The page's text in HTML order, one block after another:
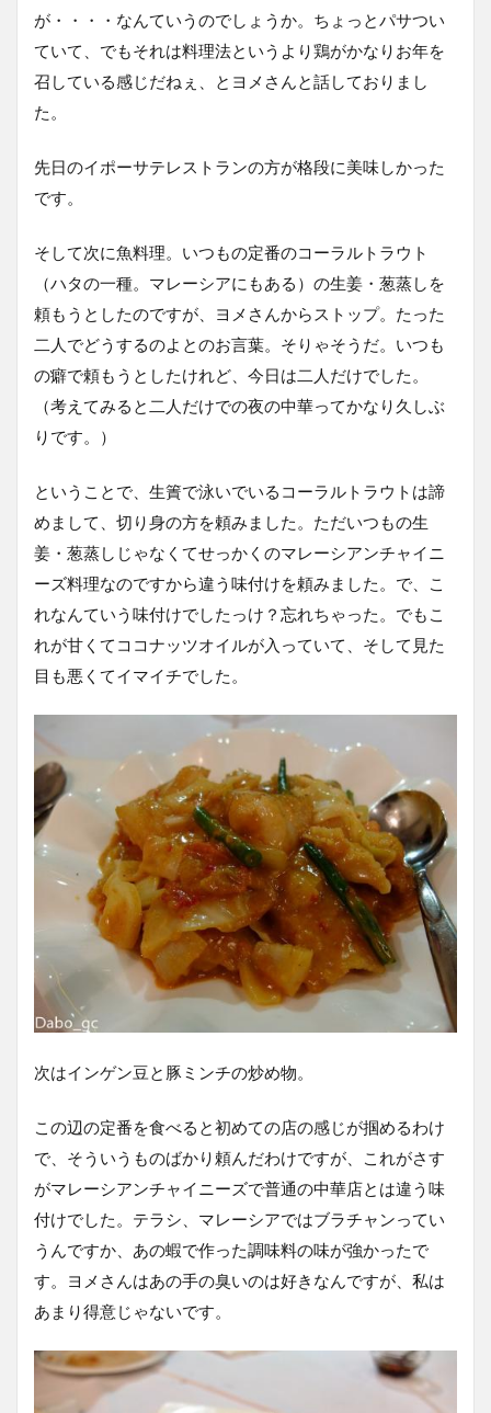
が・・・・なんていうのでしょうか。ちょっとパサつい
ていて、でもそれは料理法というより鶏がかなりお年を
召している感じだねぇ、とヨメさんと話しておりまし
た。
先日のイポーサテレストランの方が格段に美味しかった
です。
そして次に魚料理。いつもの定番のコーラルトラウト
（ハタの一種。マレーシアにもある）の生姜・葱蒸しを
頼もうとしたのですが、ヨメさんからストップ。たった
二人でどうするのよとのお言葉。そりゃそうだ。いつも
の癖で頼もうとしたけれど、今日は二人だけでした。
（考えてみると二人だけでの夜の中華ってかなり久しぶ
りです。）
ということで、生簀で泳いでいるコーラルトラウトは諦
めまして、切り身の方を頼みました。ただいつもの生
姜・葱蒸しじゃなくてせっかくのマレーシアンチャイニ
ーズ料理なのですから違う味付けを頼みました。で、こ
れなんていう味付けでしたっけ？忘れちゃった。でもこ
れが甘くてココナッツオイルが入っていて、そして見た
目も悪くてイマイチでした。
次はインゲン豆と豚ミンチの炒め物。
この辺の定番を食べると初めての店の感じが掴めるわけ
で、そういうものばかり頼んだわけですが、これがさす
がマレーシアンチャイニーズで普通の中華店とは違う味
付けでした。テラシ、マレーシアではブラチャンってい
うんですか、あの蝦で作った調味料の味が強かったで
す。ヨメさんはあの手の臭いのは好きなんですが、私は
あまり得意じゃないです。